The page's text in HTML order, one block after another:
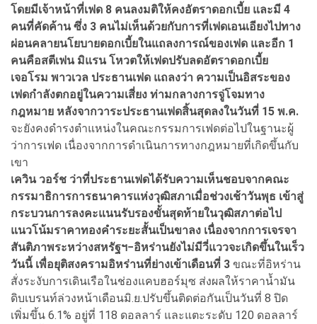
โดยมีเจ้าหน้าที่เฟด 8 คนลงมติให้คงอัตราดอกเบี้ย และมี 4
คนที่คัดค้าน ซึ่ง 3 คนไม่เห็นด้วยกับการที่เฟดเอนเอียงไปทาง
ผ่อนคลายนโยบายดอกเบี้ยในแถลงการณ์ของเฟด และอีก 1
คนคือสตีเฟน มิแรน โหวตให้เฟดปรับลดอัตราดอกเบี้ย
เจอโรม พาวเวล ประธานเฟด แถลงว่า ความเป็นอิสระของ
เฟดกำลังตกอยู่ในความเสี่ยง ท่ามกลางการจู่โจมทาง
กฎหมาย หลังจากวาระประธานเฟดสิ้นสุดลงในวันที่ 15 พ.ค.
จะยังคงดำรงตำแหน่งในคณะกรรมการเฟดต่อไปในฐานะผู้
ว่าการเฟด เนื่องจากการดำเนินการทางกฎหมายที่เกิดขึ้นกับ
เขา
เควิน วอร์ช ว่าที่ประธานเฟดได้รับความเห็นชอบจากคณะ
กรรมาธิการการธนาคารแห่งวุฒิสภาเมื่อช่วงเช้าวันพุธ เข้าสู่
กระบวนการลงคะแนนรับรองขั้นสุดท้ายในวุฒิสภาต่อไป
แนวโน้มราคาทองคำระยะสั้นเป็นขาลง เนื่องจากการเจรจา
สันติภาพระหว่างสหรัฐฯ−อิหร่านยังไม่มีวี่แววจะเกิดขึ้นในเร็ว
วันนี้ เพื่อยุติสงครามอิหร่านที่ย่างเข้าเดือนที่ 3 ขณะที่อิหร่าน
สั่งระงับการเดินเรือในช่องแคบฮอร์มุซ ส่งผลให้ราคาน้ำมัน
ดิบเบรนท์ล่วงหน้าเดือนมิ.ย.ปรับขึ้นติดต่อกันเป็นวันที่ 8 ปิด
เพิ่มขึ้น 6.1% อยู่ที่ 118 ดอลลาร์ และแตะระดับ 120 ดอลลาร์